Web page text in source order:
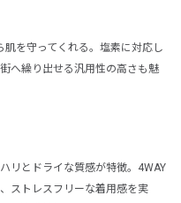
肌を守ってくれる。塩素に対応し
へ繰り出せる汎用性の高さも魅
リとドライな質感が特徴。4WAY
ストレスフリーな着用感を実